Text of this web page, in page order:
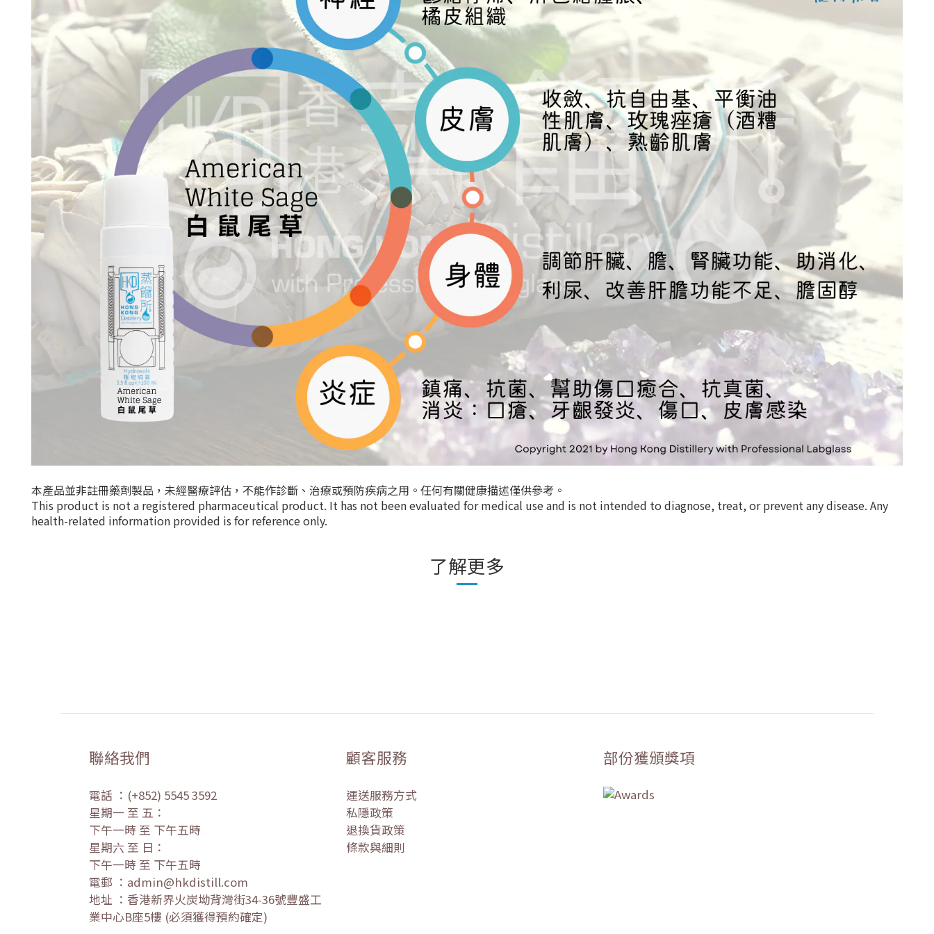
本產品並非註冊藥劑製品，未經醫療評估，不能作診斷、治療或預防疾病之用。任何有關健康描述僅供參考。
This product is not a registered pharmaceutical product. It has not been evaluated for medical use and is not intended to diagnose, treat, or prevent any disease. Any
health-related information provided is for reference only.
了解更多
聯絡我們
電話 ：(+852) 5545 3592
星期一 至 五：
下午一時 至 下午五時
星期六 至 日：
下午一時 至 下午五時
電郵 ：admin@hkdistill.com
地址 ：香港新界火炭坳背灣街34-36號豐盛工
業中心B座5樓 (必須獲得預約確定)
顧客服務
運送服務方式
私隱政策
退換貨政策
條款與細則
部份獲頒獎項